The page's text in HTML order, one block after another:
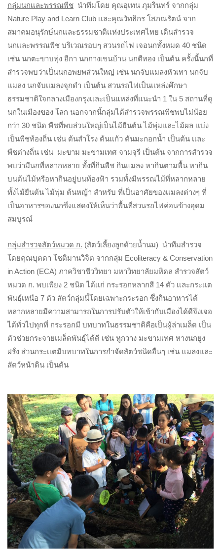
กลุ่มนกเเละพรรณพืช นำทีมโดย คุณอุเทน ภุมรินทร์ จากกลุ่ม
Nature Play and Learn Club เเละคุณวัทธิกร โสภณรัตน์ จาก
สมาคมอนุรักษ์นกเเละธรรมชาติเเห่งประเทศไทย เดินสำรวจ
นกเเละพรรณพืช บริเวณรอบๆ สวนรถไฟ เจอนกทั้งหมด 40 ชนิด
เช่น นกตะขาบทุ่ง อีกา นกกางเขนบ้าน นกตีทอง เป็นต้น ครั้งนี้นกที่
สำรวจพบว่าเป็นนกอพยพส่วนใหญ่ เช่น นกจับเเมลงหัวเทา นกจับ
เเมลง นกจับเเมลงจุกดำ เป็นต้น สวนรถไฟเป็นเเหล่งศึกษา
ธรรมชาติใจกลางเมืองกรุงเเละเป็น​แหล่งที่​แนะนำ​ 1 ใน​ 5 สถานที่ดู
นกในเมืองของ โลก นอกจากนี้กลุ่มได้สำรวจพรรณพืชพบไม่น้อย
กว่า​ 30 ชนิด พืชที่พบส่วนใหญ่เป็นไม้ยืนต้น ไม้พุ่มเเละไม้ผล เเบ่ง
เป็นพืชท้องถิ่น เช่น ต้นสำโรง ต้นเเก้ว ต้นมะกอกน้ำ เป็นต้น เเละ
พืชต่างถิ่น เช่น มะขาม มะขามเทศ จามจุรี เป็นต้น จากการสำรวจ
พบว่ามีนกที่หลากหลาย ทั้งที่กินพืช กินแมลง หากินตามพื้น หากิน
บนต้นไม้หรือหากินอยู่บนท้องฟ้า รวมทั้งมีพรรณไม้ที่หลากหลาย
ทั้งไม้ยืนต้น ไม้พุ่ม ต้นหญ้า สำหรับ ที่เป็นอาศัยของเเมลงต่างๆ ที่
เป็นอาหารของนกซึ่งแสดงให้เห็นว่าพื้นที่สวนรถไฟค่อนข้างอุดม
สมบูรณ์
กลุ่มสำรวจสัตว์หมวด ก. (สัตว์เลี้ยงลูกด้วยน้ำนม) นำทีมสำรวจ
โดยคุณบุตดา โชติมานวิจิต จากกลุ่ม Ecoliteracy & Conservation
in Action (ECA) ภาควิชาชีววิทยา มหาวิทยาลัยมหิดล สำรวจสัตว์
หมวด ก. พบเพียง 2 ชนิด ได้เเก่ กระรอกหลากสี 14 ตัว เเละกระเเต
พันธุ์เหนือ 7 ตัว สัตว์กลุ่มนี้โดยเฉพาะกระรอก ซึ่งกินอาหารได้
หลากหลายมีความสามารถในการปรับตัวให้เข้ากับเมืองได้ดีจึงเจอ
ได้ทั่วไปทุกที่ กระรอกมี บทบาทในธรรมชาติคือเป็นผู้ล่าเมล็ด เป็น
ตัวช่วยกระจายเมล็ดพันธุ์ได้ดี เช่น หูกวาง มะขามเทศ หางนกยูง
ฝรั่ง ส่วนกระเเตมีบทบาทในการกำจัดสัตว์ชนิดอื่นๆ เช่น เเมลงเเละ
สัตว์หน้าดิน เป็นต้น